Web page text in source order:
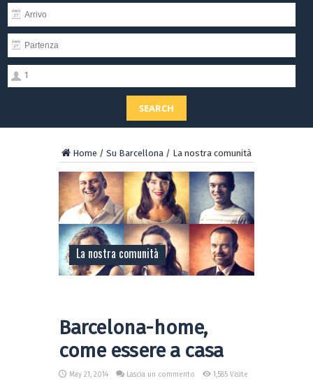
1
SEARCH
Home / Su Barcellona / La nostra comunità
La nostra comunità
Barcelona-home,
come essere a casa
May 21, 2014 Lascia un commento 1,585 Visite